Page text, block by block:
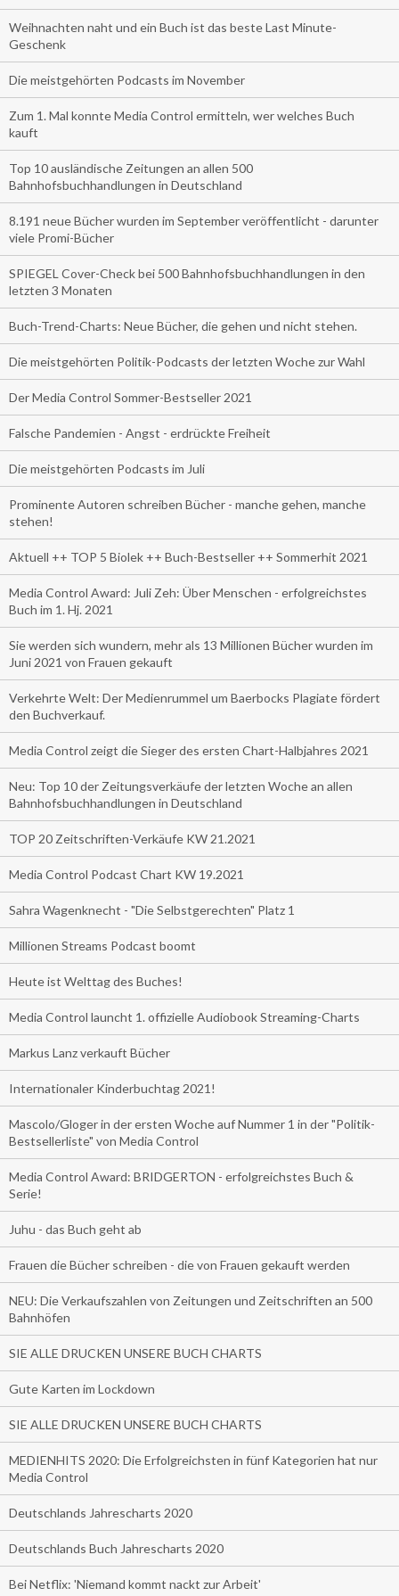
Weihnachten naht und ein Buch ist das beste Last Minute-
Geschenk
Die meistgehörten Podcasts im November
Zum 1. Mal konnte Media Control ermitteln, wer welches Buch
kauft
Top 10 ausländische Zeitungen an allen 500
Bahnhofsbuchhandlungen in Deutschland
8.191 neue Bücher wurden im September veröffentlicht - darunter
viele Promi-Bücher
SPIEGEL Cover-Check bei 500 Bahnhofsbuchhandlungen in den
letzten 3 Monaten
Buch-Trend-Charts: Neue Bücher, die gehen und nicht stehen.
Die meistgehörten Politik-Podcasts der letzten Woche zur Wahl
Der Media Control Sommer-Bestseller 2021
Falsche Pandemien - Angst - erdrückte Freiheit
Die meistgehörten Podcasts im Juli
Prominente Autoren schreiben Bücher - manche gehen, manche
stehen!
Aktuell ++ TOP 5 Biolek ++ Buch-Bestseller ++ Sommerhit 2021
Media Control Award: Juli Zeh: Über Menschen - erfolgreichstes
Buch im 1. Hj. 2021
Sie werden sich wundern, mehr als 13 Millionen Bücher wurden im
Juni 2021 von Frauen gekauft
Verkehrte Welt: Der Medienrummel um Baerbocks Plagiate fördert
den Buchverkauf.
Media Control zeigt die Sieger des ersten Chart-Halbjahres 2021
Neu: Top 10 der Zeitungsverkäufe der letzten Woche an allen
Bahnhofsbuchhandlungen in Deutschland
TOP 20 Zeitschriften-Verkäufe KW 21.2021
Media Control Podcast Chart KW 19.2021
Sahra Wagenknecht - "Die Selbstgerechten" Platz 1
Millionen Streams Podcast boomt
Heute ist Welttag des Buches!
Media Control launcht 1. offizielle Audiobook Streaming-Charts
Markus Lanz verkauft Bücher
Internationaler Kinderbuchtag 2021!
Mascolo/Gloger in der ersten Woche auf Nummer 1 in der "Politik-
Bestsellerliste" von Media Control
Media Control Award: BRIDGERTON - erfolgreichstes Buch &
Serie!
Juhu - das Buch geht ab
Frauen die Bücher schreiben - die von Frauen gekauft werden
NEU: Die Verkaufszahlen von Zeitungen und Zeitschriften an 500
Bahnhöfen
SIE ALLE DRUCKEN UNSERE BUCH CHARTS
Gute Karten im Lockdown
SIE ALLE DRUCKEN UNSERE BUCH CHARTS
MEDIENHITS 2020: Die Erfolgreichsten in fünf Kategorien hat nur
Media Control
Deutschlands Jahrescharts 2020
Deutschlands Buch Jahrescharts 2020
Bei Netflix: 'Niemand kommt nackt zur Arbeit'